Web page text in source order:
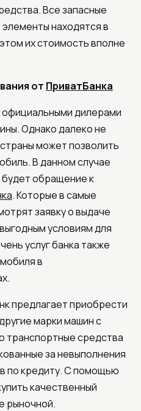
Все запасные
находятся в
их стоимость вполне
от ПриватБанка
официальными дилерами
Однако далеко не
может позволить
В данном случае
обращение к
. Которые в самые
заявку о выдаче
условиям для
услуг банка также
в
предлагает приобрести
марки машин с
транспортные средства
за невыполнения
по кредиту. С помощью
качественный
рыночной.